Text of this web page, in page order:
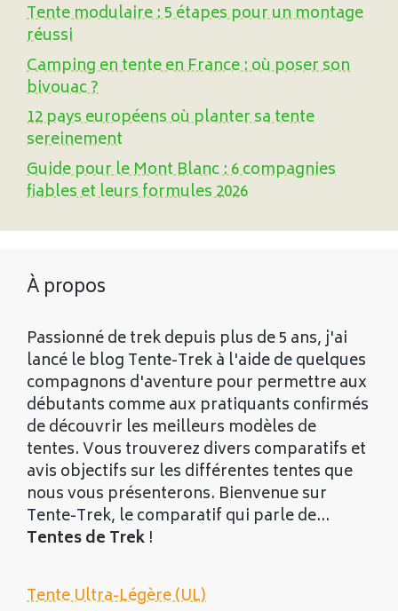
Tente modulaire : 5 étapes pour un montage
réussi
Camping en tente en France : où poser son
bivouac ?
12 pays européens où planter sa tente
sereinement
Guide pour le Mont Blanc : 6 compagnies
fiables et leurs formules 2026
À propos
Passionné de trek depuis plus de 5 ans, j'ai
lancé le blog Tente-Trek à l'aide de quelques
compagnons d'aventure pour permettre aux
débutants comme aux pratiquants confirmés
de découvrir les meilleurs modèles de
tentes. Vous trouverez divers comparatifs et
avis objectifs sur les différentes tentes que
nous vous présenterons. Bienvenue sur
Tente-Trek, le comparatif qui parle de...
Tentes de Trek !
Tente Ultra-Légère (UL)